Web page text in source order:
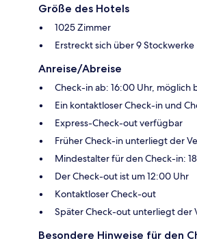
Größe des Hotels
1025 Zimmer
Erstreckt sich über 9 Stockwerke
Anreise/Abreise
Check-in ab: 16:00 Uhr, möglich
Ein kontaktloser Check-in und
Express-Check-out verfügbar
Früher Check-in unterliegt der
Mindestalter für den Check-in:
Der Check-out ist um 12:00 Uhr
Kontaktloser Check-out
Später Check-out unterliegt der
Besondere Hinweise für den